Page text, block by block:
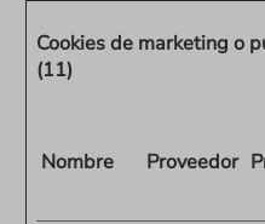
Cookies de marketing o
(11)
Nombre Proveedor